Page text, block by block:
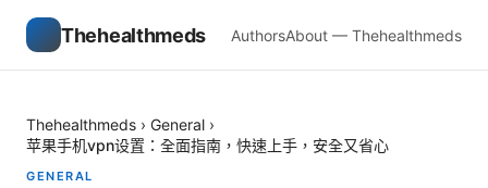
Thehealthmeds AuthorsAbout — Thehealthmeds
Thehealthmeds › General ›
苹果手机vpn设置：全面指南，快速上手，安全又省心
GENERAL